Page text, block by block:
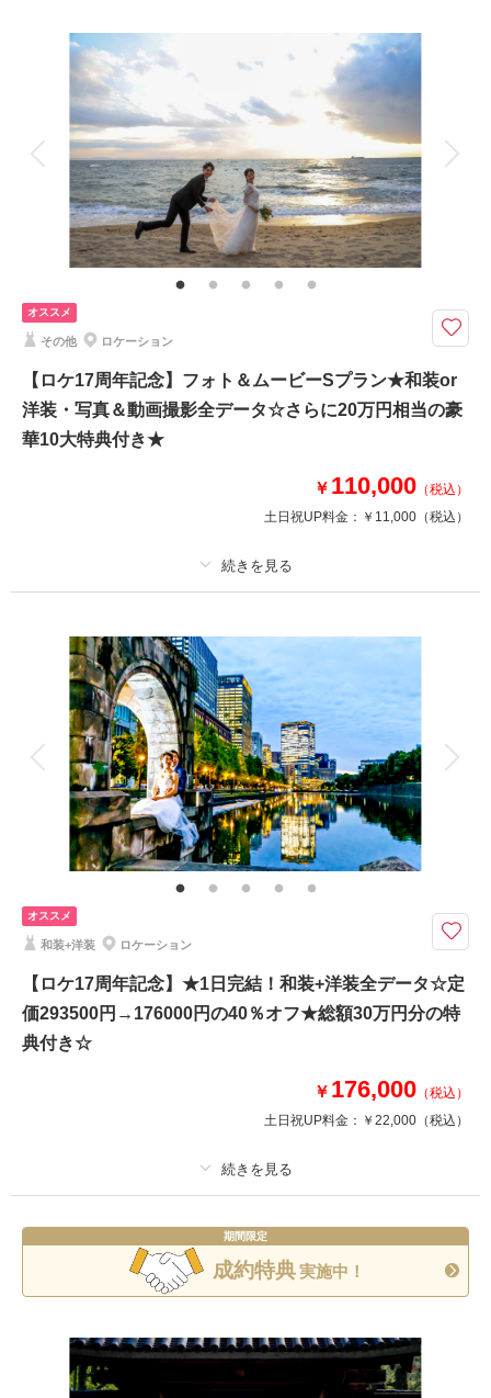
⑩友人家族撮影無料
このプランで撮影可能な撮影レポート
撮影日：
2026年6月27日
撮影場所：和風Mスタジオ・東京駅（東京）
来店・オンライン
撮影料 新郎衣装1着
着付け
アルバム 6 P データ 150 カット
衣装追加 挙式
家族と撮影 家族用衣装レンタル ペットと撮影
その他含むもの
結婚式前撮りのお客様に特に人気の豪華10大特典・全データ（3週間納品・
明るさや色味のレタッチで丁寧に仕上げます）・小物一式（ブーケ・ブート
ニア・ヘッドドレス） 【初回相談会成約】ロケ撮影場所は自由に選択可
能！家族の同行もスマホ撮影もOK
【8月15日までの初回オンライン相談成約＆12月28日までの撮影】葛西や
お台場、城ヶ島や逗子対応可！家族同行やスマホ撮影OK
豪華１０大特典
①オープニングムービー
②アルバムorウェルカムボード
⑨儀礼服のみ持込無料
このプランで撮影可能な撮影レポート
撮影日：2026年4月14日
撮影場所：城ヶ島（神奈川）
相談予約する 撮影日の空き
オススメ
その他 ロケーション
【ロケ17周年記念】フォト＆ムービーSプラン★和装or
洋装・写真＆動画撮影全データ☆さらに20万円相当の豪
華10大特典付き★
￥ 110,000 （税込）
土日祝UP料金： ￥11,000 （税込）
撮影料 新婦衣装1着 新郎衣装1着
着付け ヘアメイク
アルバム 6 P データ 150 カット 台紙付写真
衣装追加 会食
家族と撮影 家族用衣装レンタル ペットと撮影
その他含むもの
結婚式前撮りのお客様に特に人気の豪華10大特典・写真＆動画全データ（3
週間納品・写真は明るさや色味のレタッチ付き）・和装衣装レンタル（襦
袢・掛下・帯・筥迫・懐剣・草履・雪駄）・小物一式（ブーケ・ブートニ
ア・和傘・扇子・ヘッドドレス・造花の髪飾り）
【初回相談会成約】ムービーを自分で編集したい方向け！動画30分撮影と
写真と動画の全データ付きプラン！※和装の場合は+5500円
豪華１０大特典
①PRムービーor打掛2着目
②アルバムorウェルカムボード
⑨振袖・儀礼服のみ持込無料
このプランで撮影可能な撮影レポート
撮影場所：東京駅・丸の内（東京）
オススメ
和装+洋装 ロケーション
【ロケ17周年記念】★1日完結！和装+洋装全データ☆定
価293500円→176000円の40％オフ★総額30万円分の特
典付き☆
￥ 176,000 （税込）
土日祝UP料金： ￥22,000 （税込）
撮影料 新婦衣装2着 新郎衣装2着
ヘアメイク
衣装追加 会食 挙式
家族と撮影 家族用衣装レンタル ペットと撮影
期間限定
成約特典実施中！